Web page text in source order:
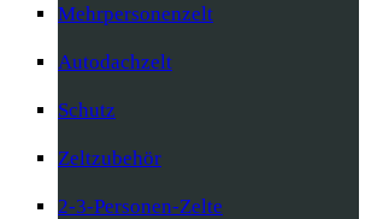
Mehrpersonenzelt
Autodachzelt
Schutz
Zeltzubehör
2-3-Personen-Zelte